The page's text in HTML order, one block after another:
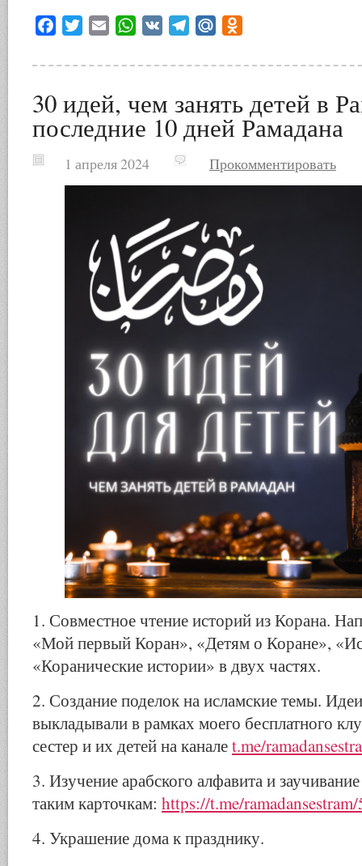
Facebook
Twitter Email WhatsApp
VK TelegramMail.Ru
30 идей, чем занять детей в
последние 10 дней Рамадана
1 апреля 2024 Прокомментировать
1. Совместное чтение историй из Корана.
«Мой первый Коран», «Детям о Коране»,
«Коранические истории» в двух частях.
2. Создание поделок на исламские темы.
выкладывали в рамках моего бесплатного
сестер и их детей на каналеt.me/
3. Изучение арабского алфавита и
таким карточкам: https://t.me/
4. Украшение дома к празднику.